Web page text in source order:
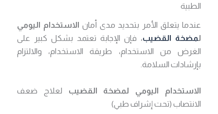
الطبية
عندما يتعلق الأمر بتحديد مدى أمان الاستخدام اليومي
لمضخة القضيب، فإن الإجابة تعتمد بشكل كبير على
الغرض من الاستخدام، طريقة الاستخدام، والالتزام
بإرشادات السلامة.
الاستخدام اليومي لمضخة القضيب لعلاج ضعف
الانتصاب (تحت إشراف طبي)